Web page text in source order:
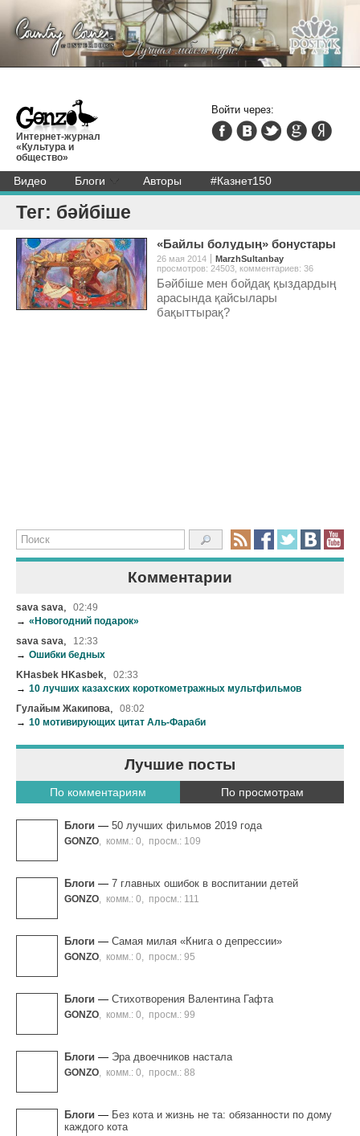
Интернет-журнал
«Культура и
общество»
Видео Блоги Авторы #Казнет150
Войти через:
Комментарии
sava sava, 02:49
→ «Новогодний подарок»
sava sava,
12:33
→ Ошибки бедных
KHasbek HKasbek, 02:33
→ 10 лучших казахских короткометражных мультфильмов
Гулайым Жакипова, 08:02
→ 10 мотивирующих цитат Аль-Фараби
Лучшие посты
По комментариям По просмотрам
Блоги — 50 лучших фильмов 2019 года
GONZO комм.: 0 просм.: 109
Блоги — 7 главных ошибок в воспитании детей
GONZO комм.: 0 просм.: 111
Блоги — Самая милая «Книга о депрессии»
GONZO комм.: 0 просм.: 95
Блоги — Стихотворения Валентина Гафта
GONZO комм.: 0 просм.: 99
Блоги — Эра двоечников настала
GONZO комм.: 0 просм.: 88
Блоги — Без кота и жизнь не та: обязанности по дому
каждого кота
Тег: бәйбіше
«Байлы болудың» бонустары
26 мая 2014
MarzhSultanbay
просмотров: 24503, комментариев: 36
Бәйбіше мен бойдақ қыздардың
арасында қайсылары
бақыттырақ?